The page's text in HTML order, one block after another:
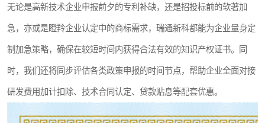
无论是高新技术企业申报前夕的专利补缺，还是招投标前的软著加
急，亦或是瞪羚企业认定中的商标需求，瑞通新科都能为企业量身定
制加急策略，确保在较短时间内获得合法有效的知识产权证书。同
时，我们还将同步评估各类政策申报的时间节点，帮助企业全面对接
研发费用加计扣除、技术合同认定、贷款贴息等配套优惠。